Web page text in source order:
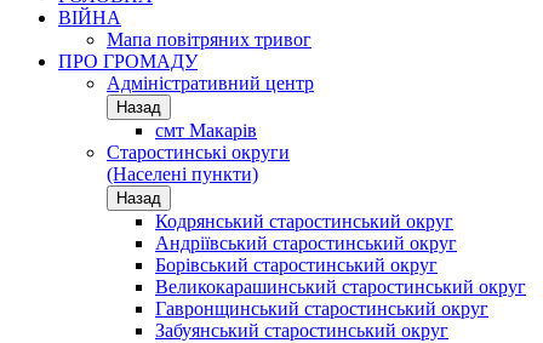
ВІЙНА
Мапа повітряних тривог
ПРО ГРОМАДУ
Aдміністративний центр
Назад
смт Макарів
Старостинські округи
(Населені пункти)
Назад
Кодрянський старостинський округ
Андріївський старостинський округ
Борівський старостинський округ
Великокарашинський старостинський округ
Гавронщинський старостинський округ
Забуянський старостинський округ